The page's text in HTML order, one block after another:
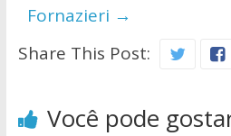
Fornazieri →
Share This Post:
Você pode